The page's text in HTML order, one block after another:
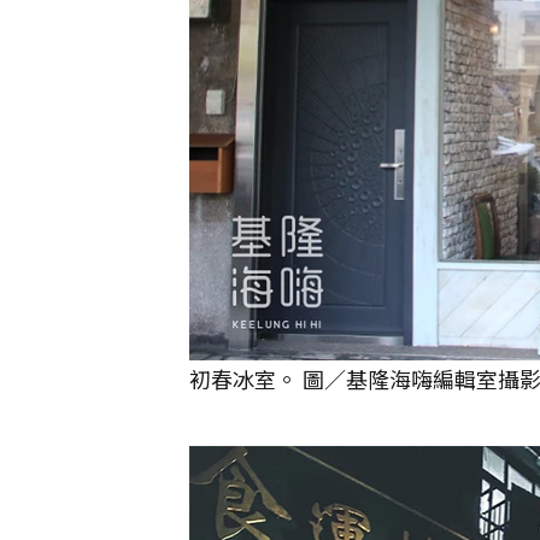
初春冰室。 圖／基隆海嗨編輯室攝影